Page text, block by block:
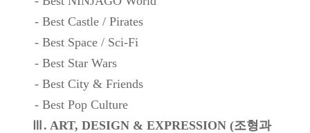
- Best Castle / Pirates
- Best Space / Sci-Fi
- Best Star Wars
- Best City & Friends
- Best Pop Culture
Ⅲ. ART, DESIGN & EXPRESSION (조형과